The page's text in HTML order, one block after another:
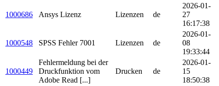
1000686 Ansys Lizenz Lizenzen de
2026-01-
27
16:17:38
1000548 SPSS Fehler 7001 Lizenzen de
2026-01-
08
19:33:44
1000449
Fehlermeldung bei der
Druckfunktion vom
Adobe Read [...]
Drucken de
2026-01-
15
18:50:38